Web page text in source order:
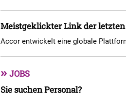
Meistgeklickter Link der letzten
Accor entwickelt eine globale
» JOBS
Sie suchen Personal?